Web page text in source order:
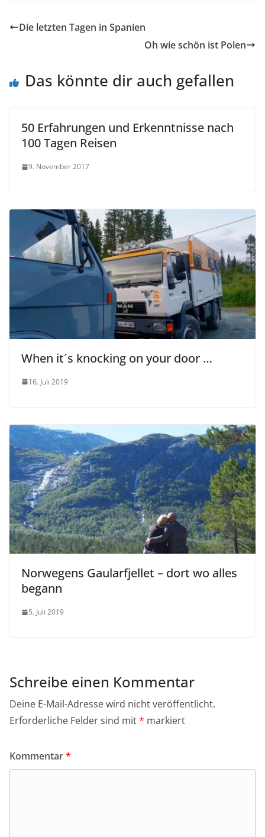
Die letzten Tagen in Spanien
Oh wie schön ist Polen
Das könnte dir auch gefallen
50 Erfahrungen und Erkenntnisse nach
100 Tagen Reisen
9. November 2017
When it´s knocking on your door …
16. Juli 2019
Norwegens Gaularfjellet – dort wo alles
begann
5. Juli 2019
Schreibe einen Kommentar
Deine E-Mail-Adresse wird nicht veröffentlicht.
Erforderliche Felder sind mit* markiert
Kommentar*